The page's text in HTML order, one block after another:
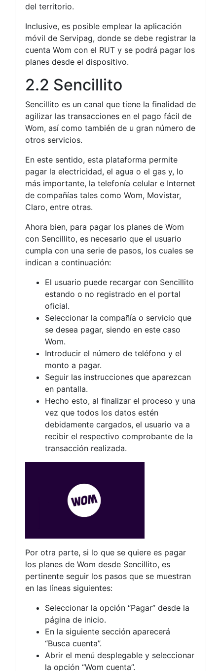
del territorio.
Inclusive, es posible emplear la aplicación
móvil de Servipag, donde se debe registrar la
cuenta Wom con el RUT y se podrá pagar los
planes desde el dispositivo.
2.2 Sencillito
Sencillito es un canal que tiene la finalidad de
agilizar las transacciones en el pago fácil de
Wom, así como también de u gran número de
otros servicios.
En este sentido, esta plataforma permite
pagar la electricidad, el agua o el gas y, lo
más importante, la telefonía celular e Internet
de compañías tales como Wom, Movistar,
Claro, entre otras.
Ahora bien, para pagar los planes de Wom
con Sencillito, es necesario que el usuario
cumpla con una serie de pasos, los cuales se
indican a continuación:
El usuario puede recargar con Sencillito
estando o no registrado en el portal
oficial.
Seleccionar la compañía o servicio que
se desea pagar, siendo en este caso
Wom.
Introducir el número de teléfono y el
monto a pagar.
Seguir las instrucciones que aparezcan
en pantalla.
Hecho esto, al finalizar el proceso y una
vez que todos los datos estén
debidamente cargados, el usuario va a
recibir el respectivo comprobante de la
transacción realizada.
Por otra parte, si lo que se quiere es pagar
los planes de Wom desde Sencillito, es
pertinente seguir los pasos que se muestran
en las líneas siguientes:
Seleccionar la opción “Pagar” desde la
página de inicio.
En la siguiente sección aparecerá
“Busca cuenta”.
Abrir el menú desplegable y seleccionar
la opción “Wom cuenta”.